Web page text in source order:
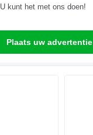
U kunt het met ons doen!
Plaats uw advertentie